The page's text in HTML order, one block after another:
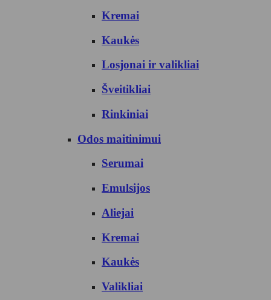
Kremai
Kaukės
Losjonai ir valikliai
Šveitikliai
Rinkiniai
Odos maitinimui
Serumai
Emulsijos
Aliejai
Kremai
Kaukės
Valikliai